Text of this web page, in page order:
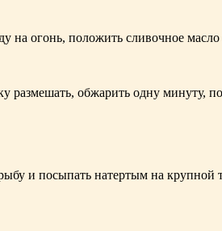
на огонь, положить сливочное
размешать, обжарить одну минуту,
и посыпать натертым на крупной